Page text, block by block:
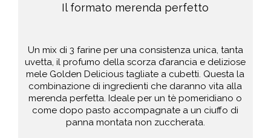
Il formato merenda perfetto
Un mix di 3 farine per una consistenza unica, tanta
uvetta, il profumo della scorza d’arancia e deliziose
mele Golden Delicious tagliate a cubetti. Questa la
combinazione di ingredienti che daranno vita alla
merenda perfetta. Ideale per un tè pomeridiano o
come dopo pasto accompagnate a un ciuffo di
panna montata non zuccherata.